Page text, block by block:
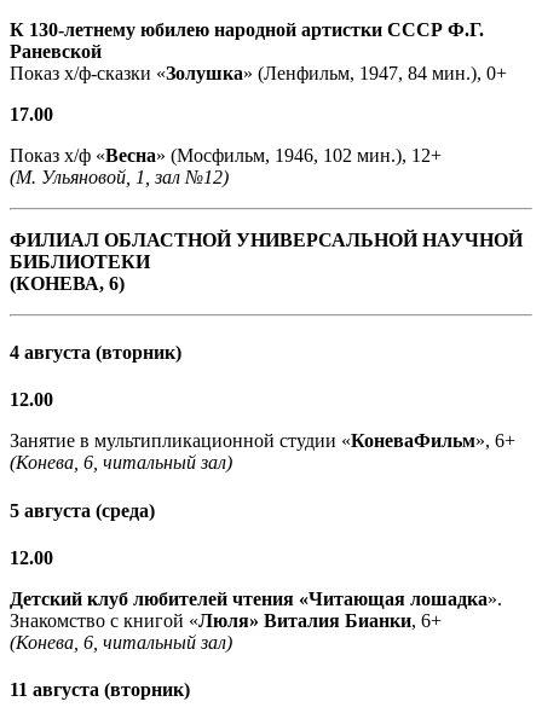
К 130-летнему юбилею народной артистки СССР Ф.Г.
Раневской
Показ х/ф-сказки «Золушка» (Ленфильм, 1947, 84 мин.), 0+
17.00
Показ х/ф «Весна» (Мосфильм, 1946, 102 мин.), 12+
(М. Ульяновой, 1, зал №12)
ФИЛИАЛ ОБЛАСТНОЙ УНИВЕРСАЛЬНОЙ НАУЧНОЙ
БИБЛИОТЕКИ
(КОНЕВА, 6)
4 августа (вторник)
12.00
Занятие в мультипликационной студии «КоневаФильм», 6+
(Конева, 6, читальный зал)
5 августа (среда)
12.00
Детский клуб любителей чтения «Читающая лошадка».
Знакомство с книгой «Люля» Виталия Бианки, 6+
(Конева, 6, читальный зал)
11 августа (вторник)